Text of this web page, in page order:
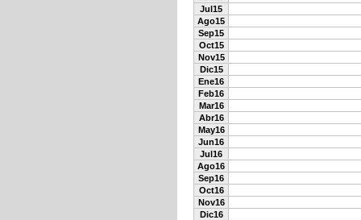
Jul15
Ago15
Sep15
Oct15
Nov15
Dic15
Ene16
Feb16
Mar16
Abr16
May16
Jun16
Jul16
Ago16
Sep16
Oct16
Nov16
Dic16